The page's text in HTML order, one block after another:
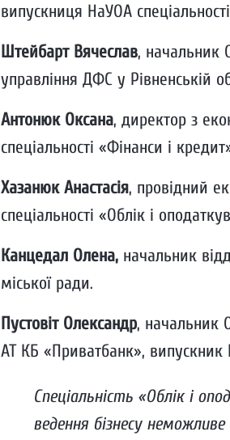
випускниця НаУОА
Штейбарт Вячеслав, начальник
управління ДФС у Рівненській
Антонюк Оксана, директор з
спеціальності «Фінанси і
Хазанюк Анастасія, провідний
спеціальності «Облік і
Канцедал Олена, начальник
міської ради.
Пустовіт Олександр, начальник
АТ КБ «Приватбанк», випускник
Спеціальність «Облік і
ведення бізнесу